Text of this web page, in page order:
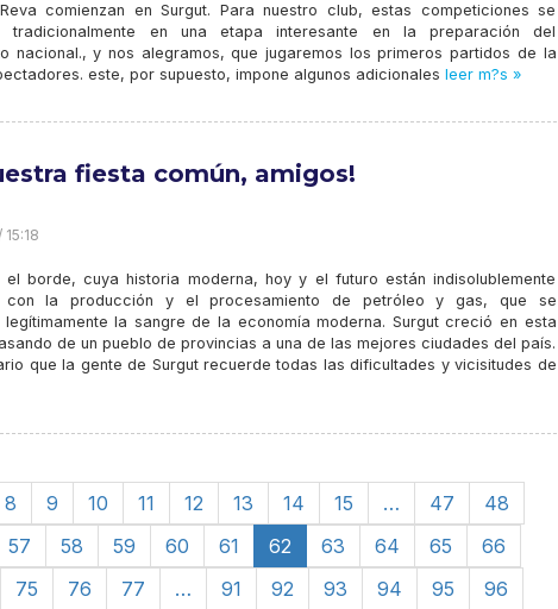
comienzan en Surgut. Para nuestro club, estas competiciones se
tradicionalmente en una etapa interesante en la preparación del
nacional., y nos alegramos, que jugaremos los primeros partidos de la
este, por supuesto, impone algunos adicionales leer m?s »
fiesta común, amigos!
el borde, cuya historia moderna, hoy y el futuro están indisolublemente
con la producción y el procesamiento de petróleo y gas, que se
legítimamente la sangre de la economía moderna. Surgut creció en esta
de un pueblo de provincias a una de las mejores ciudades del país.
que la gente de Surgut recuerde todas las dificultades y vicisitudes de
8 9 10 11 12 13 14 15 … 47
48
57 58 59 60 61 62 63 64 65
66
75 76 77 … 91 92 93 94 95 96